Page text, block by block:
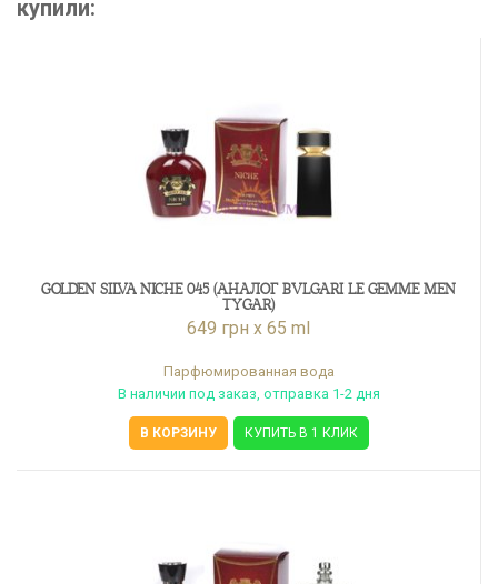
купили:
GOLDEN SILVA NICHE 045 (АНАЛОГ BVLGARI LE GEMME MEN
TYGAR)
649 грн x 65 ml
Парфюмированная вода
В наличии под заказ, отправка 1-2 дня
В КОРЗИНУ КУПИТЬ В 1 КЛИК